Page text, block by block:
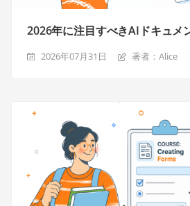
2026年に注目すべきAIドキュメ
2026年07月31日 著者：Alice